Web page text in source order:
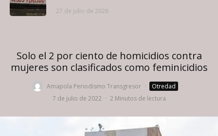
27 de julio de 2026
Solo el 2 por ciento de homicidios contra
mujeres son clasificados como feminicidios
Amapola Periodismo Transgresor · Otredad
·
7 de julio de 2022 · 2 Minutos de lectura